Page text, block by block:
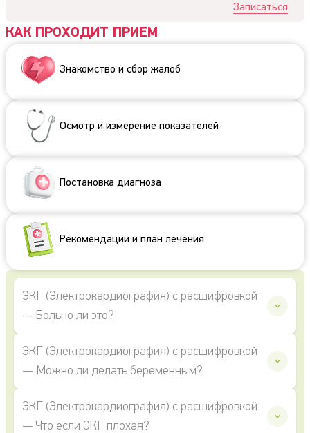
Записаться
КАК ПРОХОДИТ ПРИЕМ
Знакомство и сбор жалоб
Осмотр и измерение показателей
Постановка диагноза
Рекомендации и план лечения
ЭКГ (Электрокардиография) с расшифровкой
— Больно ли это?
ЭКГ (Электрокардиография) с расшифровкой
— Можно ли делать беременным?
ЭКГ (Электрокардиография) с расшифровкой
— Что если ЭКГ плохая?